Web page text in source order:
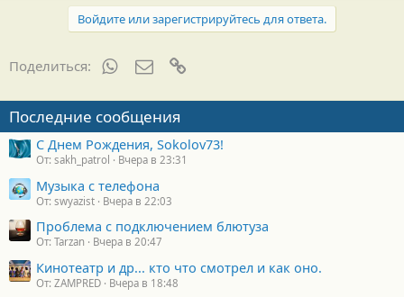
Войдите или зарегистрируйтесь для ответа.
Поделиться: WhatsAppЭлектронная почта
Последние сообщения
С Днем Рождения, Sokolov73!
От: sakh_patrol Вчера в 23:31
Музыка с телефона
От: swyazist Вчера в 22:03
Проблема с подключением блютуза
От: Tarzan Вчера в 20:47
Кинотеатр и др... кто что смотрел и как оно.
От: ZAMPRED Вчера в 18:48